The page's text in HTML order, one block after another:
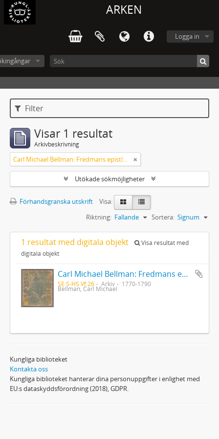
ARKEN
Logga in
Filter
Visar 1 resultat
Arkivbeskrivning
Carl Michael Bellman: Fredmans epistlar [Nechers ex.]. Ep. 1-50
Utökade sökmöjligheter
Förhandsgranska utskrift
Visa:
Sortera: Signum
Riktning: Fallande
1 resultat med digitala objekt
Visa resultat med
digitala objekt
Carl Michael Bellman: Fredmans epistlar [Nechers ex.]. Ep. 1-50
SE S-HS Vf 26 Arkiv 1770-1790
Bellman, Carl Michael
Kungliga biblioteket
Kontakta oss
Kungliga biblioteket hanterar dina personuppgifter i enlighet med
EU:s dataskyddsförordning (2018), GDPR.